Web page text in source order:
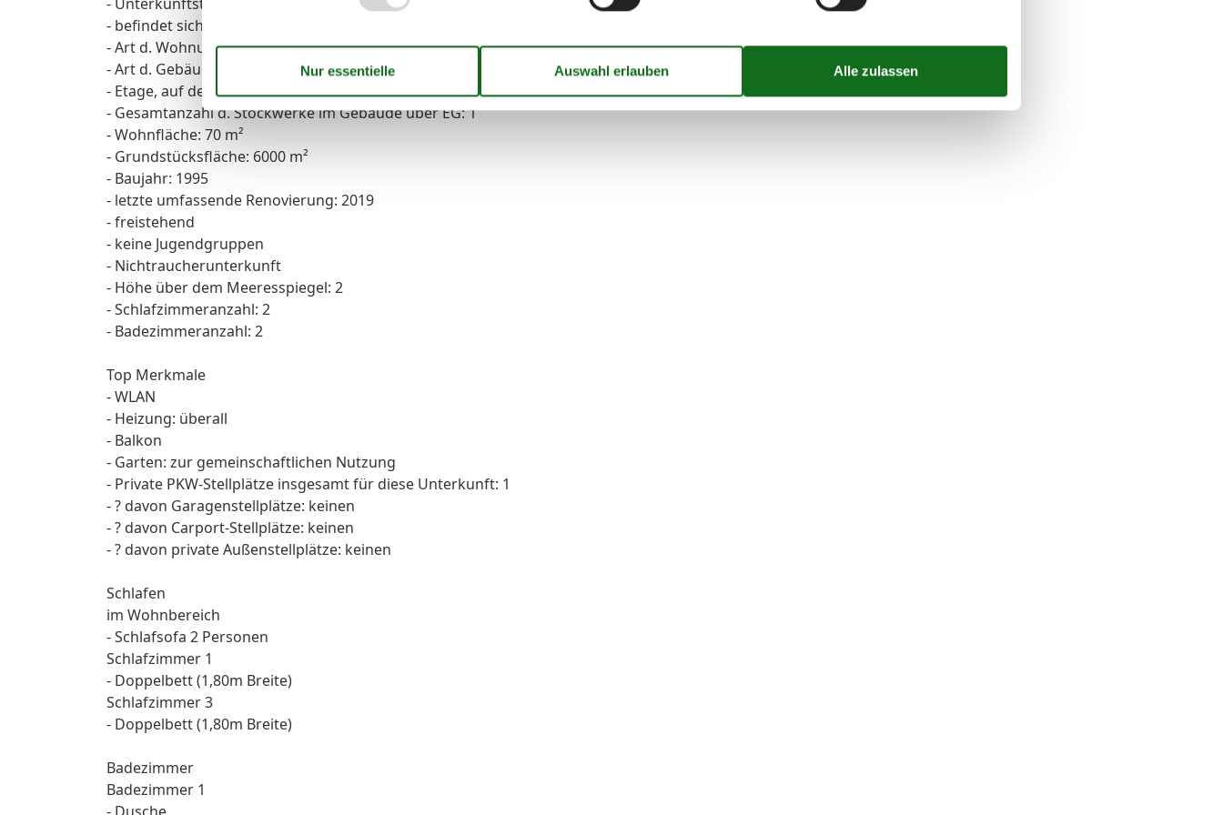
- befindet sich in: Anlage
- Art d. Wohnung: Maisonette
- Art d. Gebäudes: Mehrparteienhaus
- Etage, auf der sich das Objekt befindet: OG1
- Gesamtanzahl d. Stockwerke im Gebäude über EG: 1
- Wohnfläche: 70 m²
- Grundstücksfläche: 6000 m²
- Baujahr: 1995
- letzte umfassende Renovierung: 2019
- freistehend
- keine Jugendgruppen
- Nichtraucherunterkunft
- Höhe über dem Meeresspiegel: 2
- Schlafzimmeranzahl: 2
- Badezimmeranzahl: 2
Top Merkmale
- WLAN
- Heizung: überall
- Balkon
- Garten: zur gemeinschaftlichen Nutzung
- Private PKW-Stellplätze insgesamt für diese Unterkunft: 1
- ? davon Garagenstellplätze: keinen
- ? davon Carport-Stellplätze: keinen
- ? davon private Außen­stellplätze: keinen
Schlafen
im Wohnbereich
- Schlafsofa 2 Personen
Schlafzimmer 1
- Doppelbett (1,80m Breite)
Schlafzimmer 3
- Doppelbett (1,80m Breite)
Badezimmer
Badezimmer 1